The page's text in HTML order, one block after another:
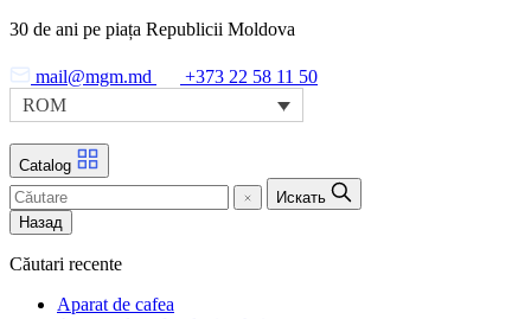
Skip
the
content
30 de ani pe piața Republicii Moldova
mail@mgm.md
+373 22 58 11 50
ROM
Catalog
Искать
Назад
Căutari recente
Aparat de cafea